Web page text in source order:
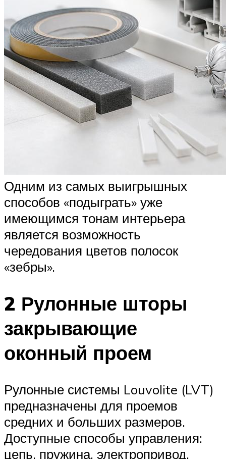
Одним из самых выигрышных
способов «подыграть» уже
имеющимся тонам интерьера
является возможность
чередования цветов полосок
«зебры».
2 Рулонные шторы
закрывающие
оконный проем
Рулонные системы Louvolite (LVT)
предназначены для проемов
средних и больших размеров.
Доступные способы управления:
цепь, пружина, электропривод.